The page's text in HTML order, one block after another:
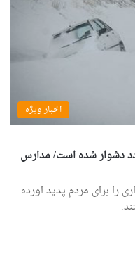
اخبار ویژه
دشوار شده است/ مدارس
برای مردم پدید اورده